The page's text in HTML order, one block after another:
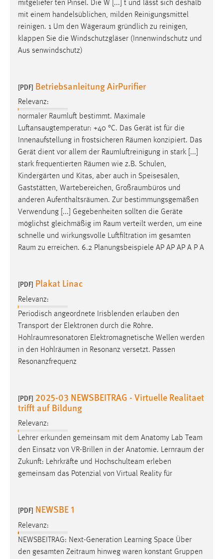
mitgeliefer­ ten Pinsel. Die W [...] t und lässt sich deshalb
mit einem handelsüblichen, milden Reinigungsmittel
reinigen. 1 Um den Wägeraum gründlich zu reinigen,
klappen Sie die Windschutzgläser (Innenwindschutz und
Aus­ senwindschutz)
[PDF] Betriebsanleitung AirPurifier
Relevanz:
normaler Raumluft bestimmt. Maximale
Luftansaugtemperatur: +40 °C. Das Gerät ist für die
Innenaufstellung in frostsicheren Räumen konzipiert. Das
Gerät dient vor allem der Raumluftreinigung in stark [...]
stark frequentierten Räumen wie z.B. Schulen,
Kindergärten und Kitas, aber auch in Speisesälen,
Gaststätten, Wartebereichen, Großraumbüros und
anderen Aufenthaltsräumen. Zur bestimmungsgemäßen
Verwendung [...] Gegebenheiten sollten die Geräte
möglichst gleichmäßig im Raum verteilt werden, um eine
schnelle und wirkungsvolle Luftfiltration im gesamten
Raum zu erreichen. 6.2 Planungsbeispiele AP AP AP A P A
[PDF] Plakat Linac
Relevanz:
Periodisch angeordnete Irisblenden erlauben den
Transport der Elektronen durch die Röhre.
Hohlraumresonatoren Elektromagnetische Wellen werden
in den Hohlräumen in Resonanz versetzt. Passen
Resonanzfrequenz
[PDF] 2025-03 NEWSBEITRAG - Virtuelle Realitaet
trifft auf Bildung
Relevanz:
Lehrer erkunden gemeinsam mit dem Anatomy Lab Team
den Einsatz von VR-Brillen in der Anatomie. Lernraum der
Zukunft: Lehrkräfte und Hochschulteam erleben
gemeinsam das Potenzial von Virtual Reality für
[PDF] NEWSBE 1
Relevanz:
NEWSBEITRAG: Next-Generation Learning Space Über
den gesamten Zeitraum hinweg waren konstant Gruppen